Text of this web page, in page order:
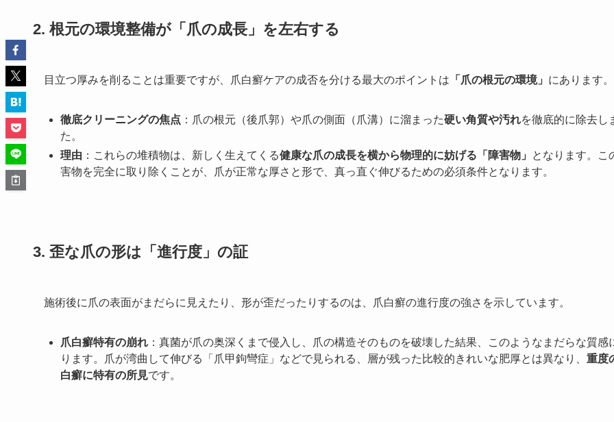
2. 根元の環境整備が「爪の成長」を左右する
目立つ厚みを削ることは重要ですが、爪白癬ケアの成否を分ける最大のポイントは 「爪の根元の環境」 にあります。
徹底クリーニングの焦点 ：爪の根元（後爪郭）や爪の側面（爪溝）に溜まった硬い角質や汚れを徹底的に除去し
た。
理由 ：これらの堆積物は、新しく生えてくる健康な爪の成長を横から物理的に妨げる「障害物」
となります。こ
害物を完全に取り除くことが、爪が正常な厚さと形で、真っ直ぐ伸びるための必須条件となります。
3. 歪な爪の形は「進行度」の証
施術後に爪の表面がまだらに見えたり、形が歪だったりするのは、爪白癬の進行度の強さを示しています。
爪白癬特有の崩れ ：真菌が爪の奥深くまで侵入し、爪の構造そのものを破壊した結果、このようなまだらな質感
ります。爪が湾曲して伸びる「爪甲鉤彎症」などで見られる、層が残った比較的きれいな肥厚とは異なり、 重度
白癬に特有の所見です。